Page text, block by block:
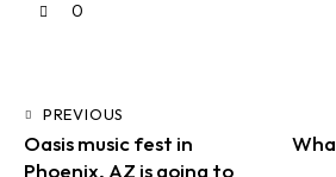
0
PREVIOUS
Oasis music fest in
Phoenix, AZ is going to